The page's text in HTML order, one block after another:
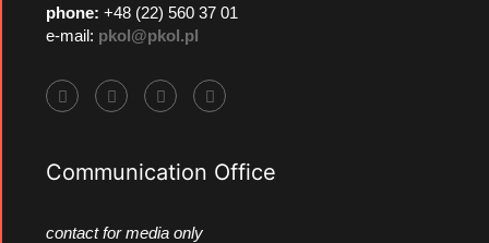
phone: +48 (22) 560 37 01
e-mail: pkol@pkol.pl
Communication Office
contact for media only